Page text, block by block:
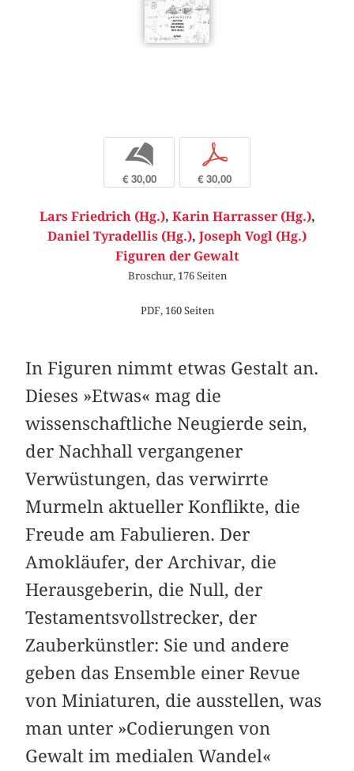
b
€ 30,00
p
€ 30,00
Lars Friedrich (Hg.), Karin Harrasser (Hg.),
Daniel Tyradellis (Hg.), Joseph Vogl (Hg.)
Figuren der Gewalt
Broschur, 176 Seiten
PDF, 160 Seiten
In Figuren nimmt etwas Gestalt an.
Dieses »Etwas« mag die
wissenschaftliche Neugierde sein,
der Nachhall vergangener
Verwüstungen, das verwirrte
Murmeln aktueller Konflikte, die
Freude am Fabulieren. Der
Amokläufer, der Archivar, die
Herausgeberin, die Null, der
Testamentsvollstrecker, der
Zauberkünstler: Sie und andere
geben das Ensemble einer Revue
von Miniaturen, die ausstellen, was
man unter »Codierungen von
Gewalt im medialen Wandel«